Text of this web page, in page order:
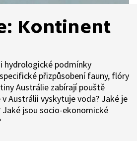
Kontinent
hydrologické podmínky
přizpůsobení fauny, flóry
Austrálie zabírají pouště
Austrálii vyskytuje voda? Jaké je
Jaké jsou socio-ekonomické